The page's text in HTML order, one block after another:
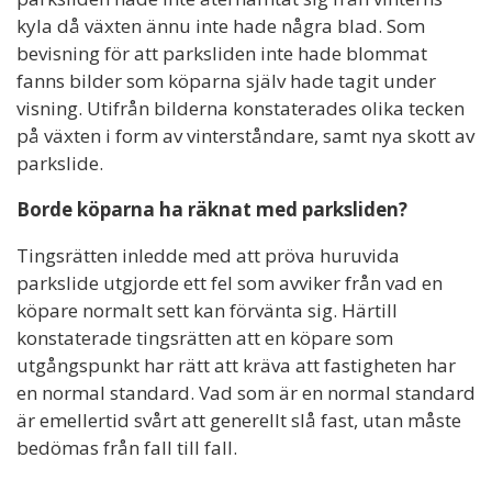
kyla då växten ännu inte hade några blad. Som
bevisning för att parksliden inte hade blommat
fanns bilder som köparna själv hade tagit under
visning. Utifrån bilderna konstaterades olika tecken
på växten i form av vinterståndare, samt nya skott av
parkslide.
Borde köparna ha räknat med parksliden?
Tingsrätten inledde med att pröva huruvida
parkslide utgjorde ett fel som avviker från vad en
köpare normalt sett kan förvänta sig. Härtill
konstaterade tingsrätten att en köpare som
utgångspunkt har rätt att kräva att fastigheten har
en normal standard. Vad som är en normal standard
är emellertid svårt att generellt slå fast, utan måste
bedömas från fall till fall.